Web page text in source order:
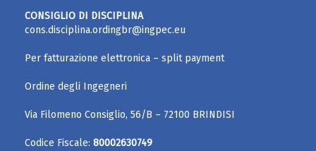
CONSIGLIO DI DISCIPLINA
cons.disciplina.ordingbr@ingpec.eu
Per fatturazione elettronica – split payment
Ordine degli Ingegneri
Via Filomeno Consiglio, 56/B – 72100 BRINDISI
Codice Fiscale: 80002630749